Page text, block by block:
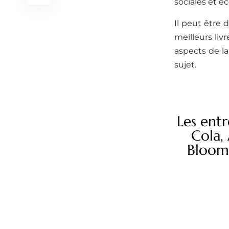
Il peut être
meilleurs
aspects de
sujet.
Les
Cola,